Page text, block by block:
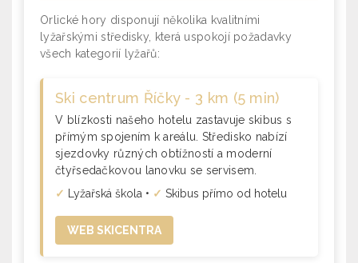
Orlické hory disponují několika kvalitními
lyžařskými středisky, která uspokojí požadavky
všech kategorií lyžařů:
Ski centrum Říčky - 3 km (5 min)
V blízkosti našeho hotelu zastavuje skibus s
přímým spojením k areálu. Středisko nabízí
sjezdovky různých obtížností a moderní
čtyřsedačkovou lanovku se servisem.
✓
Lyžařská škola • ✓ Skibus přímo od hotelu
WEB SKICENTRA